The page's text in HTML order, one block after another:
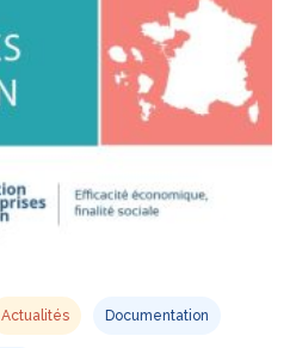
Actualités Documentation